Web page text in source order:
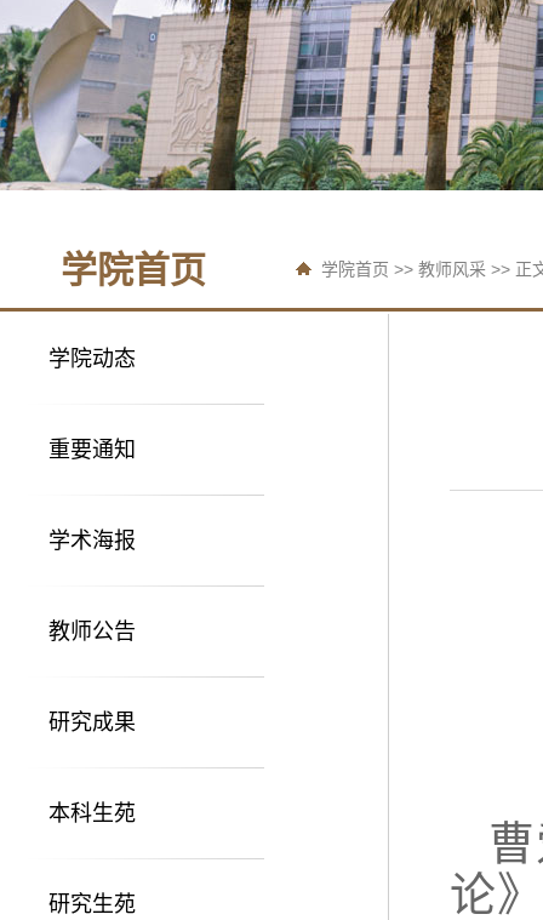
学院首页 学院首页 >> 教师风采 >> 正
学院动态
重要通知
学术海报
教师公告
研究成果
本科生苑
研究生苑
论